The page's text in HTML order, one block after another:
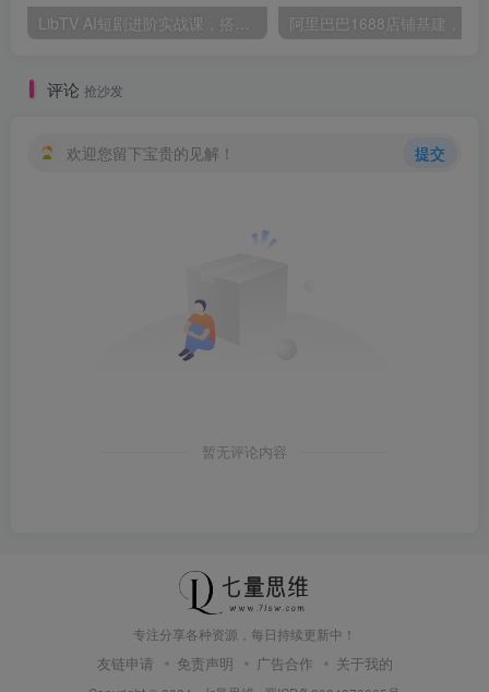
评论 抢沙发
欢迎您留下宝贵的见解！ 提交
暂无评论内容
专注分享各种资源，每日持续更新中！
友链申请 免责声明 广告合作 关于我的